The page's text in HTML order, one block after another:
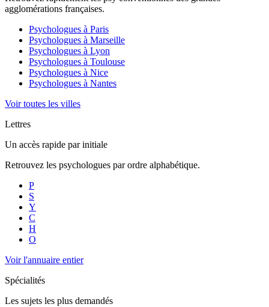
agglomérations françaises.
Psychologues à Paris
Psychologues à Marseille
Psychologues à Lyon
Psychologues à Toulouse
Psychologues à Nice
Psychologues à Nantes
Voir toutes les villes
Lettres
Un accès rapide par initiale
Retrouvez les psychologues par ordre alphabétique.
P
S
Y
C
H
O
Voir l'annuaire entier
Spécialités
Les sujets les plus demandés